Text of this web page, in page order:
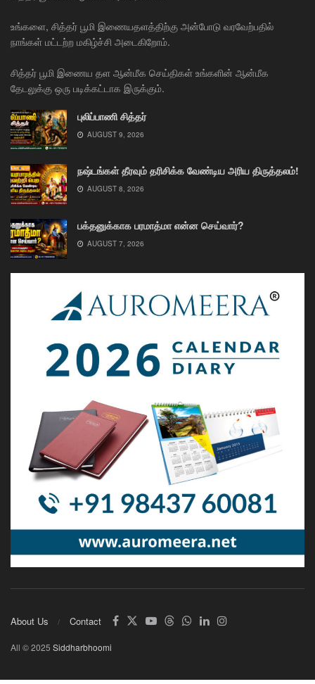
உங்களை, சித்தர் பூமி இணையதளத்திற்கு அன்போடு வரவேற்பதில்
நாங்கள் மட்டற்ற மகிழ்ச்சி அடைகிறோம்.
சித்தர் பூமி இணைய தள ஆன்மீக செய்திகள் உங்களின் ஆன்மீக
தேடலுக்கு ஒரு படிக்கட்டாக இருக்கும்.
புலிப்பாணி சித்தர்
AUGUST 9, 2026
நஷ்டங்கள் தீரவும் தரிசிக்க வேண்டிய அரிய திருத்தலம்!
AUGUST 8, 2026
பக்தனுக்காக பரமாத்மா என்ன செய்வார்?
AUGUST 7, 2026
About Us Contact
All © 2025 Siddharbhoomi